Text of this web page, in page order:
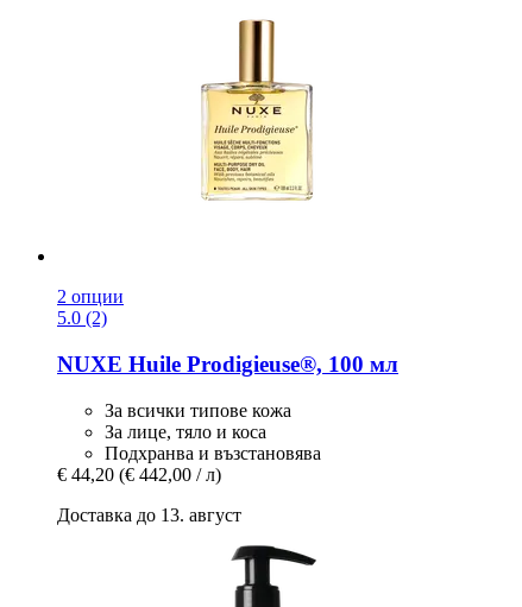
2 опции
5.0 (2)
NUXE Huile Prodigieuse®, 100 мл
За всички типове кожа
За лице, тяло и коса
Подхранва и възстановява
€ 44,20 (€ 442,00 / л)
Доставка до 13. август